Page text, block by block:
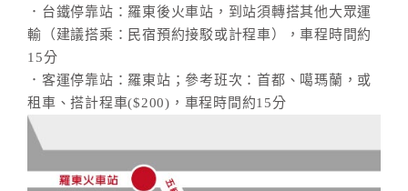
．台鐵停靠站：羅東後火車站，到站須轉搭其他大眾運
輸（建議搭乘：民宿預約接駁或計程車），車程時間約
15分
．客運停靠站：羅東站；參考班次：首都、噶瑪蘭，或
租車、搭計程車($200)，車程時間約15分